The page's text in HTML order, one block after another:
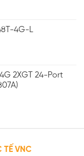
4G-L
2XGT 24-Port
TẾ VNC